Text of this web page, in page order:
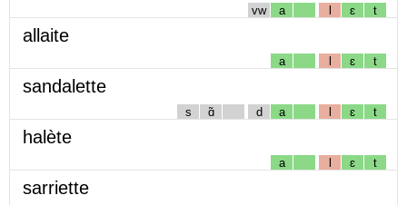
vw a l ɛ t
allaite
a l ɛ t
sandalette
s ɑ̃ d a l ɛ t
halète
a l ɛ t
sarriette